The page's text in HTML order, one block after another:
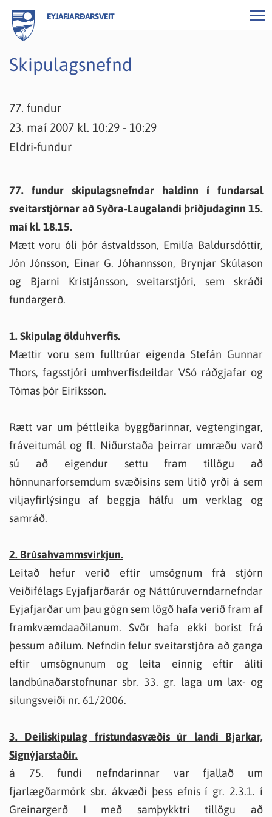
EYJAFJARÐARSVEIT
Skipulagsnefnd
77. fundur
23. maí 2007 kl. 10:29 - 10:29
Eldri-fundur
77. fundur skipulagsnefndar haldinn í fundarsal
sveitarstjórnar að Syðra-Laugalandi þriðjudaginn 15.
maí kl. 18.15.
Mætt voru óli þór ástvaldsson, Emilía Baldursdóttir,
Jón Jónsson, Einar G. Jóhannsson, Brynjar Skúlason
og Bjarni Kristjánsson, sveitarstjóri, sem skráði
fundargerð.
1. Skipulag ölduhverfis.
Mættir voru sem fulltrúar eigenda Stefán Gunnar
Thors, fagsstjóri umhverfisdeildar VSó ráðgjafar og
Tómas þór Eiríksson.
Rætt var um þéttleika byggðarinnar, vegtengingar,
fráveitumál og fl. Niðurstaða þeirrar umræðu varð
sú að eigendur settu fram tillögu að
hönnunarforsemdum svæðisins sem litið yrði á sem
viljayfirlýsingu af beggja hálfu um verklag og
samráð.
2. Brúsahvammsvirkjun.
Leitað hefur verið eftir umsögnum frá stjórn
Veiðifélags Eyjafjarðarár og Náttúruverndarnefndar
Eyjafjarðar um þau gögn sem lögð hafa verið fram af
framkvæmdaaðilanum. Svör hafa ekki borist frá
þessum aðilum. Nefndin felur sveitarstjóra að ganga
eftir umsögnunum og leita einnig eftir áliti
landbúnaðarstofnunar sbr. 33. gr. laga um lax- og
silungsveiði nr. 61/2006.
3. Deiliskipulag frístundasvæðis úr landi Bjarkar,
Signýjarstaðir.
á 75. fundi nefndarinnar var fjallað um
fjarlægðarmörk sbr. ákvæði þess efnis í gr. 2.3.1. í
Greinargerð I með samþykktri tillögu að